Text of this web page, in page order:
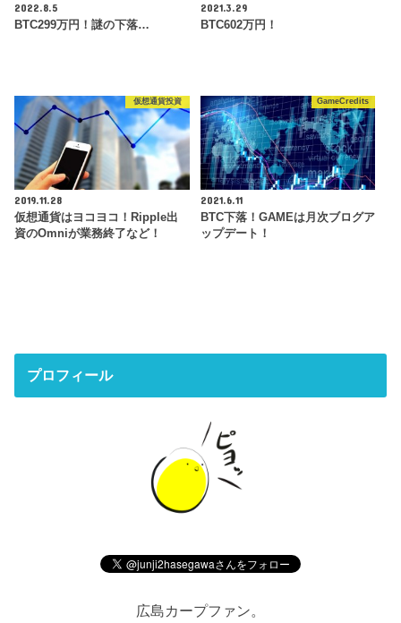
2022.8.5
BTC299万円！謎の下落…
2021.3.29
BTC602万円！
仮想通貨投資
2019.11.28
仮想通貨はヨコヨコ！Ripple出
資のOmniが業務終了など！
GameCredits
2021.6.11
BTC下落！GAMEは月次ブログア
ップデート！
プロフィール
広島カープファン。